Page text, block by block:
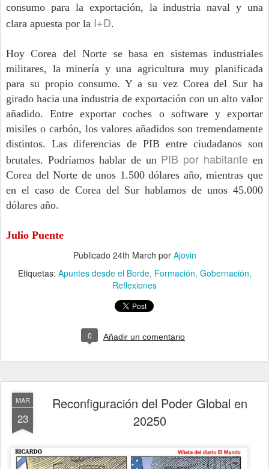
consumo para la exportación, la industria naval y una
clara apuesta por la I+D.
Hoy Corea del Norte se basa en sistemas industriales
militares, la minería y una agricultura muy planificada
para su propio consumo. Y a su vez Corea del Sur ha
girado hacia una industria de exportación con un alto valor
añadido. Entre exportar coches o software y exportar
misiles o carbón, los valores añadidos son tremendamente
distintos. Las diferencias de PIB entre ciudadanos son
brutales. Podríamos hablar de un PIB por habitante en
Corea del Norte de unos 1.500 dólares año, mientras que
en el caso de Corea del Sur hablamos de unos 45.000
dólares año.
Julio Puente
Publicado 24th March por Ajovin
Etiquetas: Apuntes desde el Borde Formación Gobernación
Reflexiones
0 Añadir un comentario
MAR
23
Reconfiguración del Poder Global en
20250